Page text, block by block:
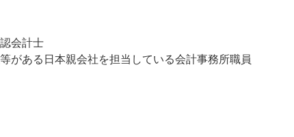
会計士
等がある日本親会社を担当している会計事務所職員